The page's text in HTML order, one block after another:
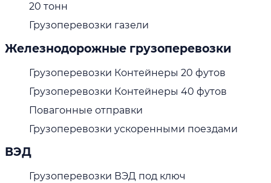
20 тонн
Грузоперевозки газели
Железнодорожные грузоперевозки
Грузоперевозки Контейнеры 20 футов
Грузоперевозки Контейнеры 40 футов
Повагонные отправки
Грузоперевозки ускоренными поездами
ВЭД
Грузоперевозки ВЭД под ключ